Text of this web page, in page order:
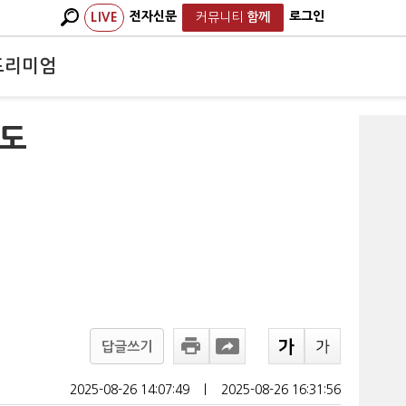
LIVE 전자신문 커뮤니티 함께 로그인
리미엄
답글쓰기
2025-08-26 14:07:49 2025-08-26 16:31:56